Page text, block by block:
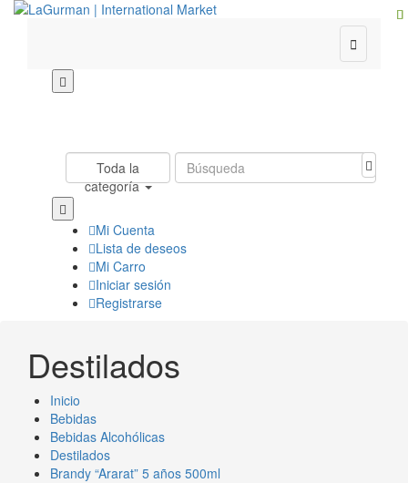

Toda la
categoría
Mi Cuenta
Lista de deseos
Mi Carro
Iniciar sesión
Registrarse
Destilados
Inicio
Bebidas
Bebidas Alcohólicas
Destilados
Brandy “Ararat” 5 años 500ml